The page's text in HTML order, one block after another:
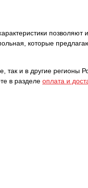
позволяют
которые
так и в другие регионы
в разделе оплата и